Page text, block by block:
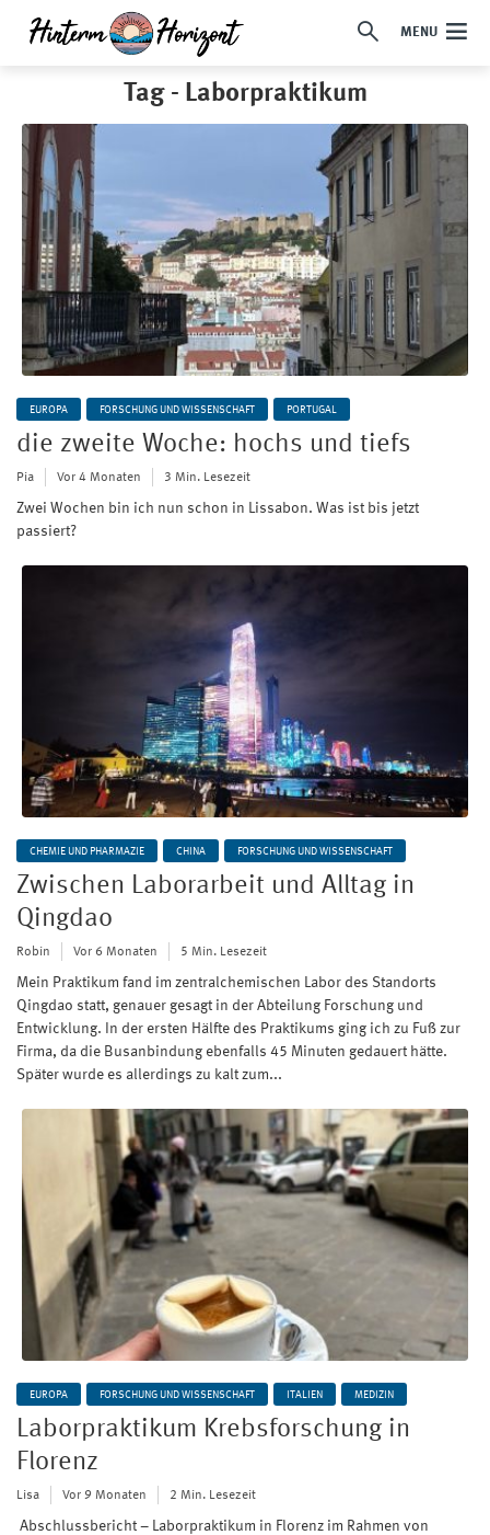
MENU
Tag - Laborpraktikum
EUROPA FORSCHUNG UND WISSENSCHAFT PORTUGAL
die zweite Woche: hochs und tiefs
Pia Vor 4 Monaten 3 Min. Lesezeit
Zwei Wochen bin ich nun schon in Lissabon. Was ist bis jetzt
passiert?
CHEMIE UND PHARMAZIE CHINA FORSCHUNG UND WISSENSCHAFT
Zwischen Laborarbeit und Alltag in
Qingdao
Robin Vor 6 Monaten 5 Min. Lesezeit
Mein Praktikum fand im zentralchemischen Labor des Standorts
Qingdao statt, genauer gesagt in der Abteilung Forschung und
Entwicklung. In der ersten Hälfte des Praktikums ging ich zu Fuß zur
Firma, da die Busanbindung ebenfalls 45 Minuten gedauert hätte.
Später wurde es allerdings zu kalt zum...
EUROPA FORSCHUNG UND WISSENSCHAFT ITALIEN MEDIZIN
Laborpraktikum Krebsforschung in
Florenz
Lisa Vor 9 Monaten 2 Min. Lesezeit
Abschlussbericht – Laborpraktikum in Florenz im Rahmen von